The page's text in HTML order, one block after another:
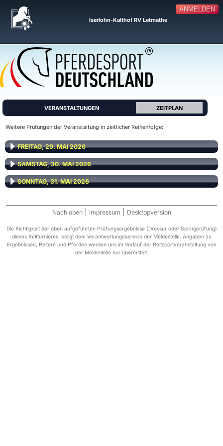
ANMELDEN
Iserlohn-Kalthof RV Letmathe
VERANSTALTUNGEN ZEITPLAN
Weitere Prüfungen der Veranstaltung in zeitlicher Reihenfolge:
FREITAG, 29. MAI 2026
SAMSTAG, 30. MAI 2026
SONNTAG, 31. MAI 2026
Nach oben Impressum Desktopversion
Die Richtigkeit der oben aufgeführten Prüfungsergebnisse (Dressur oder Springprüfung)
dieses Reitturnieres, obligt dem Verantwortungsbereich der Meldestelle. Angaben zu
Ergebnissen, Reitern und Pferden werden uns im Verlauf der Reitsportveranstaltung von
der Meldestelle nur übermittelt.